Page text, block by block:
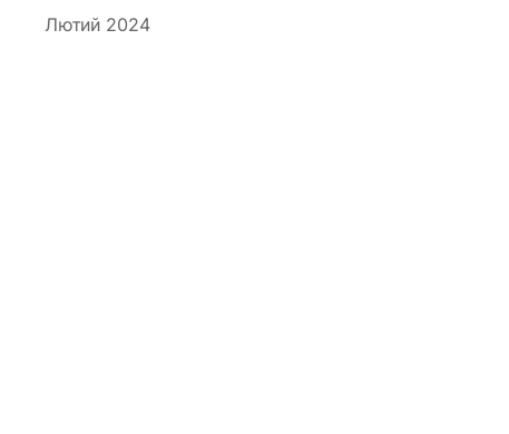
Лютий 2024